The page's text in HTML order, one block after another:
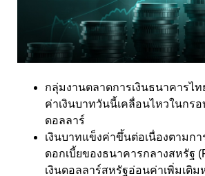
กลุ่มงานตลาดการเงินธนาคารไ
ค่าเงินบาทวันนี้เคลื่อนไหวในกรอ
ดอลลาร์
เงินบาทแข็งค่าขึ้นต่อเนื่องตามกา
ดอกเบี้ยของธนาคารกลางสหรัฐ (
เงินดอลลาร์สหรัฐอ่อนค่าเพิ่มเติ